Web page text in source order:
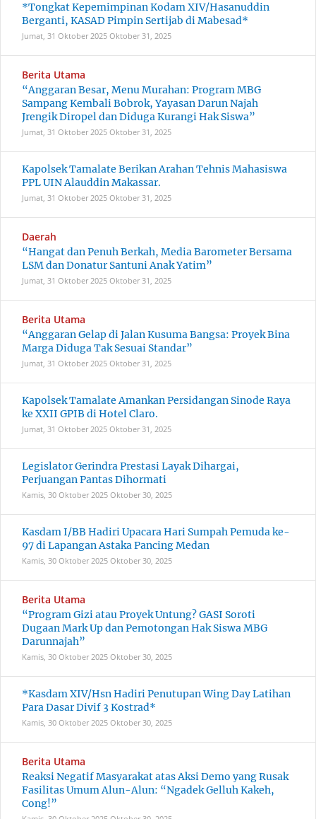
*Tongkat Kepemimpinan Kodam XIV/Hasanuddin
Berganti, KASAD Pimpin Sertijab di Mabesad*
Jumat, 31 Oktober 2025 Oktober 31, 2025
Berita Utama
“Anggaran Besar, Menu Murahan: Program MBG
Sampang Kembali Bobrok, Yayasan Darun Najah
Jrengik Diropel dan Diduga Kurangi Hak Siswa”
Jumat, 31 Oktober 2025 Oktober 31, 2025
Kapolsek Tamalate Berikan Arahan Tehnis Mahasiswa
PPL UIN Alauddin Makassar.
Jumat, 31 Oktober 2025 Oktober 31, 2025
Daerah
“Hangat dan Penuh Berkah, Media Barometer Bersama
LSM dan Donatur Santuni Anak Yatim”
Jumat, 31 Oktober 2025 Oktober 31, 2025
Berita Utama
“Anggaran Gelap di Jalan Kusuma Bangsa: Proyek Bina
Marga Diduga Tak Sesuai Standar”
Jumat, 31 Oktober 2025 Oktober 31, 2025
Kapolsek Tamalate Amankan Persidangan Sinode Raya
ke XXII GPIB di Hotel Claro.
Jumat, 31 Oktober 2025 Oktober 31, 2025
Legislator Gerindra Prestasi Layak Dihargai,
Perjuangan Pantas Dihormati
Kamis, 30 Oktober 2025 Oktober 30, 2025
Kasdam I/BB Hadiri Upacara Hari Sumpah Pemuda ke-
97 di Lapangan Astaka Pancing Medan
Kamis, 30 Oktober 2025 Oktober 30, 2025
Berita Utama
“Program Gizi atau Proyek Untung? GASI Soroti
Dugaan Mark Up dan Pemotongan Hak Siswa MBG
Darunnajah”
Kamis, 30 Oktober 2025 Oktober 30, 2025
*Kasdam XIV/Hsn Hadiri Penutupan Wing Day Latihan
Para Dasar Divif 3 Kostrad*
Kamis, 30 Oktober 2025 Oktober 30, 2025
Berita Utama
Reaksi Negatif Masyarakat atas Aksi Demo yang Rusak
Fasilitas Umum Alun-Alun: “Ngadek Gelluh Kakeh,
Cong!”